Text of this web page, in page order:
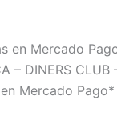
en Mercado
– DINERS CLUB
Mercado Pago*